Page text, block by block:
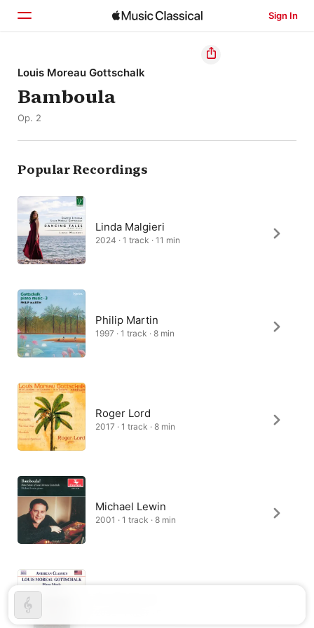
Sign In
Home
Browse
Louis Moreau Gottschalk
Bamboula
Op. 2
Popular Recordings
Linda Malgieri
2024 · 1 track · 11 min
Philip Martin
1997 · 1 track · 8 min
Roger Lord
2017 · 1 track · 8 min
Michael Lewin
2001 · 1 track · 8 min